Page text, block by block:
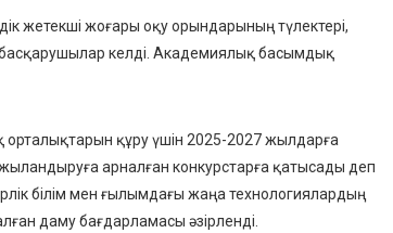
жетекші жоғары оқу орындарының түлектері,
келді. Академиялық басымдық
құру үшін 2025-2027 жылдарға
арналған конкурстарға қатысады деп
білім мен ғылымдағы жаңа технологиялардың
даму бағдарламасы әзірленді.